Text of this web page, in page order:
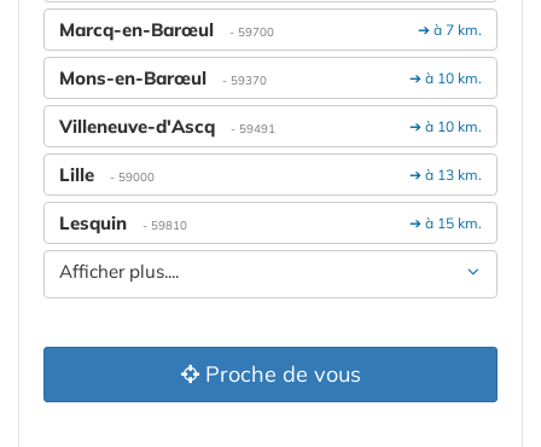
➔ à 7 km.
Marcq-en-Barœul - 59700
➔ à 10 km.
Mons-en-Barœul - 59370
➔ à 10 km.
Villeneuve-d'Ascq - 59491
➔ à 13 km.
Lille - 59000
➔ à 15 km.
Lesquin - 59810
Afficher plus....
Proche de vous